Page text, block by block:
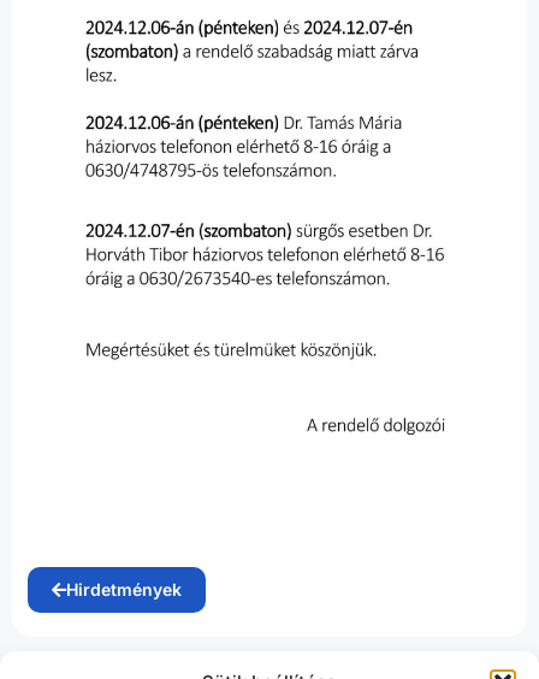
Hirdetmények